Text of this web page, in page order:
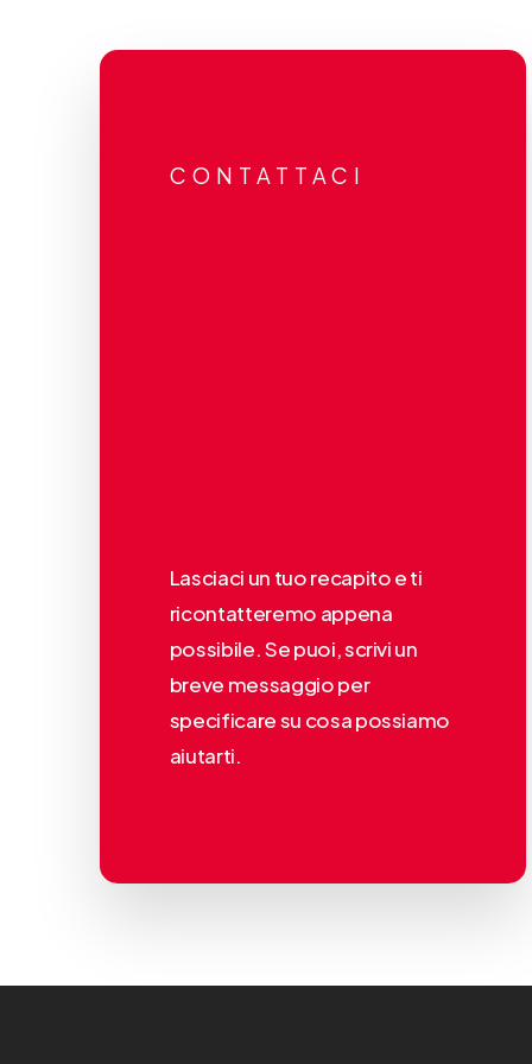
CONTATTACI
Lasciaci un tuo recapito e ti
ricontatteremo appena
possibile. Se puoi, scrivi un
breve messaggio per
specificare su cosa possiamo
aiutarti.